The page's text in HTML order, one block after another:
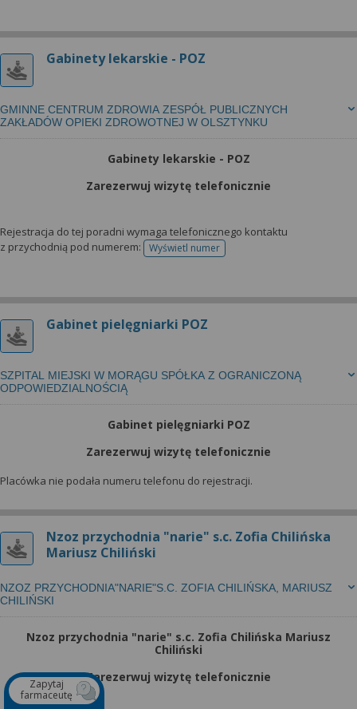
Gabinety lekarskie - POZ
GMINNE CENTRUM ZDROWIA ZESPÓŁ PUBLICZNYCH
ZAKŁADÓW OPIEKI ZDROWOTNEJ W OLSZTYNKU
Gabinety lekarskie - POZ
Zarezerwuj wizytę telefonicznie
Rejestracja do tej poradni wymaga telefonicznego kontaktu
z przychodnią pod numerem:
Wyświetl numertelefonu do rejestracji
Gabinet pielęgniarki POZ
SZPITAL MIEJSKI W MORĄGU SPÓŁKA Z OGRANICZONĄ
ODPOWIEDZIALNOŚCIĄ
Gabinet pielęgniarki POZ
Zarezerwuj wizytę telefonicznie
Placówka nie podała numeru telefonu do rejestracji.
Nzoz przychodnia "narie" s.c. Zofia Chilińska
Mariusz Chiliński
NZOZ PRZYCHODNIA"NARIE"S.C. ZOFIA CHILIŃSKA, MARIUSZ
CHILIŃSKI
Nzoz przychodnia "narie" s.c. Zofia Chilińska Mariusz
Chiliński
Zarezerwuj wizytę telefonicznie
Zapytaj
farmaceutę